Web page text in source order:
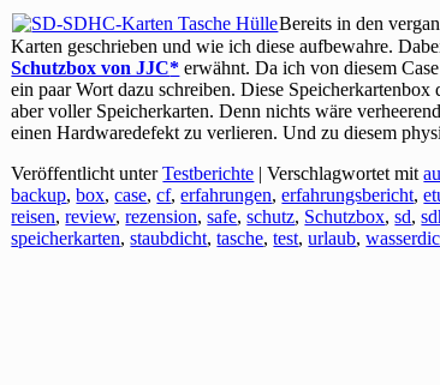
Bereits in den
Karten geschrieben und wie ich diese aufbewahre.
Schutzbox von JJC
erwähnt. Da ich von diesem
ein paar Wort dazu schreiben. Diese
aber voller Speicherkarten. Denn nichts wäre
einen Hardwaredefekt zu verlieren. Und zu diesem
Veröffentlicht unter Testberichte |Verschlagwortet mit
backup,box,case,cf,erfahrungen,erfahrungsbericht,
reisen,review,rezension,safe,schutz, Schutzbox,sd,
speicherkarten,staubdicht,tasche,test,urlaub,